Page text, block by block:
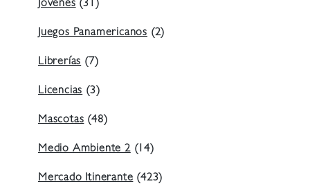
Jóvenes(31)
Juegos Panamericanos (2)
Librerías(7)
Licencias(3)
Mascotas(48)
Medio Ambiente 2(14)
Mercado Itinerante(423)